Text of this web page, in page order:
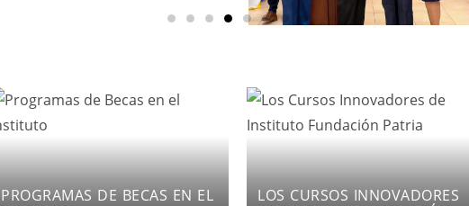
LOS CURSOS INNOVADORES
EL COMPROMISO DEL